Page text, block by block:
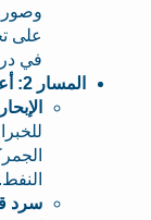
وصور
على
في
المسار 2: أعمال النفط - الأسواق والتسويق والتمويل.
النفط.
سرد